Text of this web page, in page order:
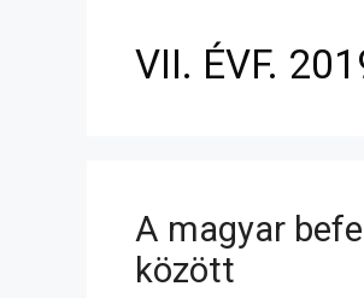
VII. ÉVF.
A magyar
között